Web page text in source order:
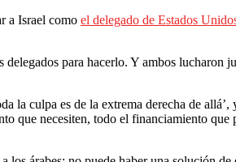
a Israel como el delegado de Estados
para hacerlo. Y ambos lucharon
la culpa es de la extrema derecha de allá’,
que necesiten, todo el financiamiento